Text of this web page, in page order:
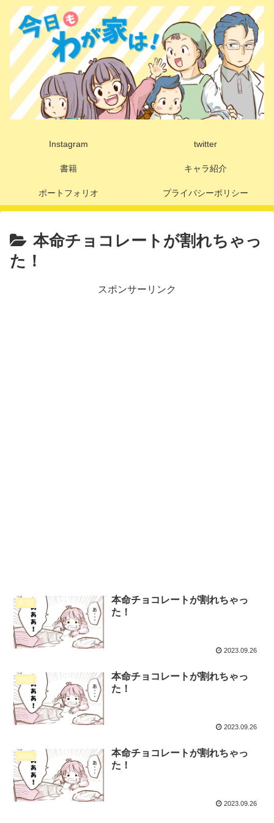
Instagram twitter
書籍 キャラ紹介
ポートフォリオ プライバシーポリシー
本命チョコレートが割れちゃっ
た！
スポンサーリンク
第7話
本命チョコレートが割れちゃっ
た！
2023.09.26
第6話
本命チョコレートが割れちゃっ
た！
2023.09.26
第5話
本命チョコレートが割れちゃっ
た！
2023.09.26